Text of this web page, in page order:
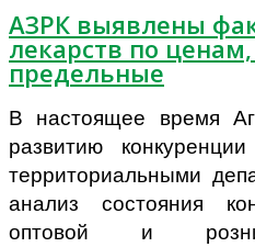
АЗРК выявлены
лекарств по
предельные
В настоящее время
развитию
территориальными
анализ состояния
оптовой и